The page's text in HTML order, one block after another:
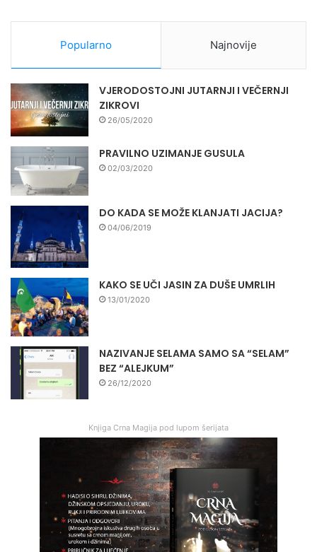
Popularno Najnovije
VJERODOSTOJNI JUTARNJI I VEČERNJI
ZIKROVI
26/05/2020
PRAVILNO UZIMANJE GUSULA
02/03/2020
DO KADA SE MOŽE KLANJATI JACIJA?
04/06/2019
KAKO SE UČI JASIN ZA DUŠE UMRLIH
13/01/2020
NAZIVANJE SELAMA SAMO SA “SELAM”
BEZ “ALEJKUM”
26/12/2020
Knjiga Crna Magija pod lupom šerijata